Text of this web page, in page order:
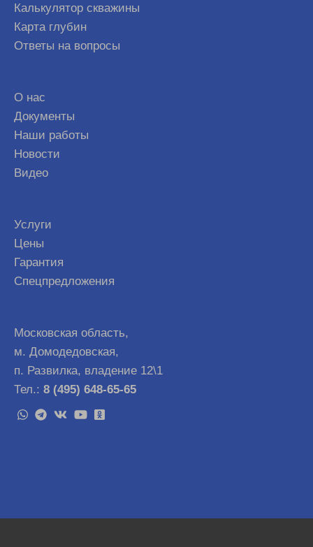
Калькулятор скважины
Карта глубин
Ответы на вопросы
О нас
Документы
Наши работы
Новости
Видео
Услуги
Цены
Гарантия
Спецпредложения
Московская область,
м. Домодедовская,
п. Развилка, владение 12\1
Тел.: 8 (495) 648-65-65